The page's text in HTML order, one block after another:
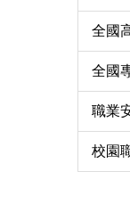
全國
全國
職業
校園